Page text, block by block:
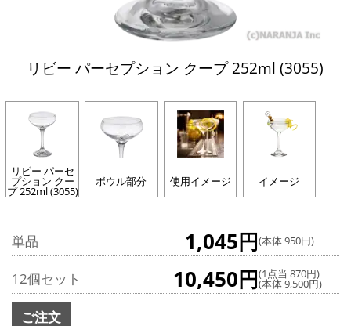
リビー パーセプション クープ 252ml (3055)
リビー パーセ
プション クー
プ 252ml (3055)
ボウル部分 使用イメージ イメージ
単品 1,045円(本体 950円)
12個セット 10,450円(1点当 870円)
(本体 9,500円)
ご注文